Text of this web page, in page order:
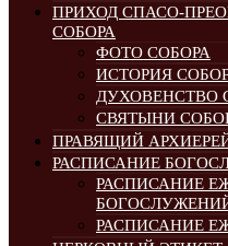
ПРИХОД СПАСО-
СОБОРА
ФОТО СОБОРА
ИСТОРИЯ
ДУХОВЕНСТВО
СВЯТЫНИ
ПРАВЯЩИЙ
РАСПИСАНИЕ
РАСПИСАНИЕ
РАСПИСАНИЕ